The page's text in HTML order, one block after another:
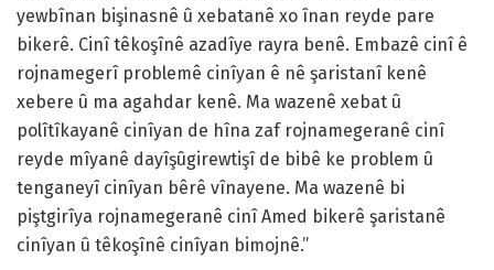
yewbînan bişinasnê û xebatanê xo înan reyde pare
bikerê. Cinî têkoşînê azadîye rayra benê. Embazê cinî ê
rojnamegerî problemê cinîyan ê nê şaristanî kenê
xebere û ma agahdar kenê. Ma wazenê xebat û
polîtîkayanê cinîyan de hîna zaf rojnamegeranê cinî
reyde mîyanê dayîşûgirewtişî de bibê ke problem û
tenganeyî cinîyan bêrê vînayene. Ma wazenê bi
piştgirîya rojnamegeranê cinî Amed bikerê şaristanê
cinîyan û têkoşînê cinîyan bimojnê.”